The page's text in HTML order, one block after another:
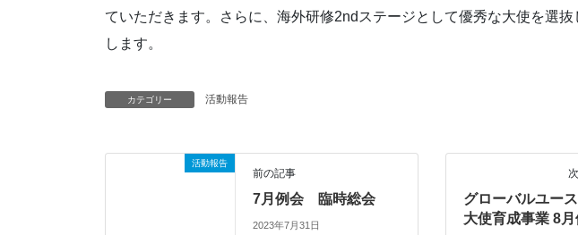
ていただきます。さらに、海外研修2ndステージとして優秀な大使を選
します。
カテゴリー 活動報告
活動報告
前の記事
7月例会 臨時総会
2023年7月31日
グローバルユー
大使育成事業 8